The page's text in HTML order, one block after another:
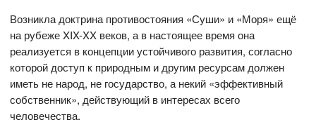
Возникла доктрина противостояния «Суши» и «Моря» ещё
на рубеже XIX-XX веков, а в настоящее время она
реализуется в концепции устойчивого развития, согласно
которой доступ к природным и другим ресурсам должен
иметь не народ, не государство, а некий «эффективный
собственник», действующий в интересах всего
человечества.